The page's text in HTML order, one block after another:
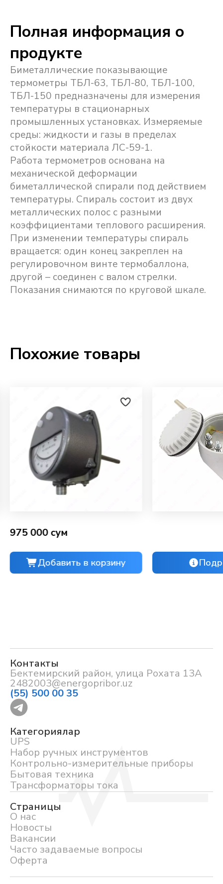
Полная информация о
продукте
Биметаллические показывающие
термометры ТБЛ-63, ТБЛ-80, ТБЛ-100,
ТБЛ-150 предназначены для измерения
температуры в стационарных
промышленных установках. Измеряемые
среды: жидкости и газы в пределах
стойкости материала ЛС-59-1.
Работа термометров основана на
механической деформации
биметаллической спирали под действием
температуры. Спираль состоит из двух
металлических полос с разными
коэффициентами теплового расширения.
При изменении температуры спираль
вращается: один конец закреплен на
регулировочном винте термобаллона,
другой – соединен с валом стрелки.
Показания снимаются по круговой шкале.
Похожие товары
975 000 сум
Добавить в корзину
Контакты
Бектемирский район, улица Рохата 13А
2482003@energopribor.uz
(55) 500 00 35
Категориялар
UPS
Набор ручных инструментов
Контрольно-измерительные приборы
Бытовая техника
Трансформаторы тока
Страницы
О нас
Новосты
Вакансии
Часто задаваемые вопросы
Оферта